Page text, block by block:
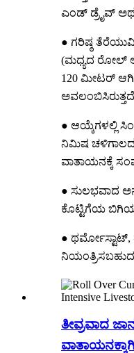
ಎಂಡ್ ಡ್ರೈವ್
● ಗರಿಷ್ಠ
(ಮಧ್ಯದ ರೋಲ್
120 ಮೀಟರ್
ಅವಲಂಬಿಸಿರುತ್ತದೆ
● ಆಯ್ಕೆಗಳಲ್ಲಿ
ನಿಮಿಷ ಚಳಿಗಾಲದ
ವಾತಾಯನಕ್ಕೆ
● ಸುಲಭವಾದ
ಕೊಟ್ಟಿಗೆಯ
●
ತೀವ್ರವಾದ